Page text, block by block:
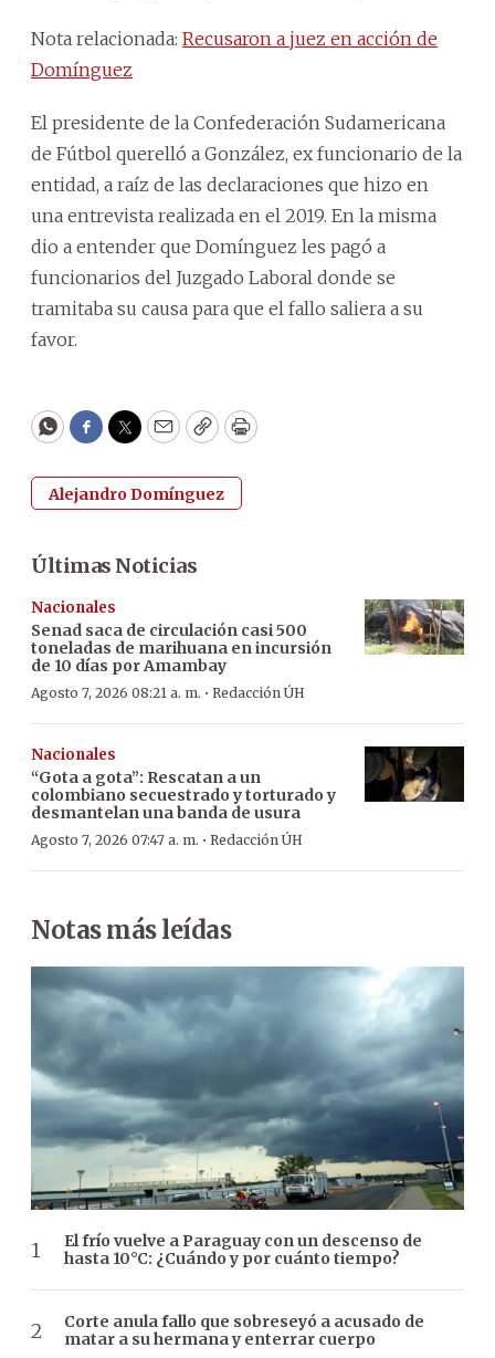
Nota relacionada: Recusaron a juez en acción de
Domínguez
El presidente de la Confederación Sudamericana
de Fútbol querelló a González, ex funcionario de la
entidad, a raíz de las declaraciones que hizo en
una entrevista realizada en el 2019. En la misma
dio a entender que Domínguez les pagó a
funcionarios del Juzgado Laboral donde se
tramitaba su causa para que el fallo saliera a su
favor.
WhatsApp
Facebook
Twitter
EmailCopyPrint
Alejandro Domínguez
Últimas Noticias
Nacionales
Senad saca de circulación casi 500
toneladas de marihuana en incursión
de 10 días por Amambay
Agosto 7, 2026 08:21 a. m. · Redacción ÚH
Nacionales
“Gota a gota”: Rescatan a un
colombiano secuestrado y torturado y
desmantelan una banda de usura
Agosto 7, 2026 07:47 a. m. · Redacción ÚH
Notas más leídas
El frío vuelve a Paraguay con un descenso de
hasta 10°C: ¿Cuándo y por cuánto tiempo?
Corte anula fallo que sobreseyó a acusado de
matar a su hermana y enterrar cuerpo